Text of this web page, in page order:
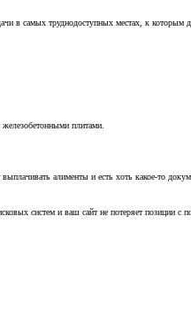
в самых труднодоступных местах, к которым
плитами.
алименты и есть хоть какое-то
систем и ваш сайт не потеряет позиции с